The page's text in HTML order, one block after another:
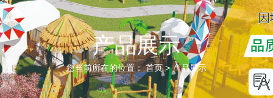
产品展示
您当前所在的位置：首页>产品展示